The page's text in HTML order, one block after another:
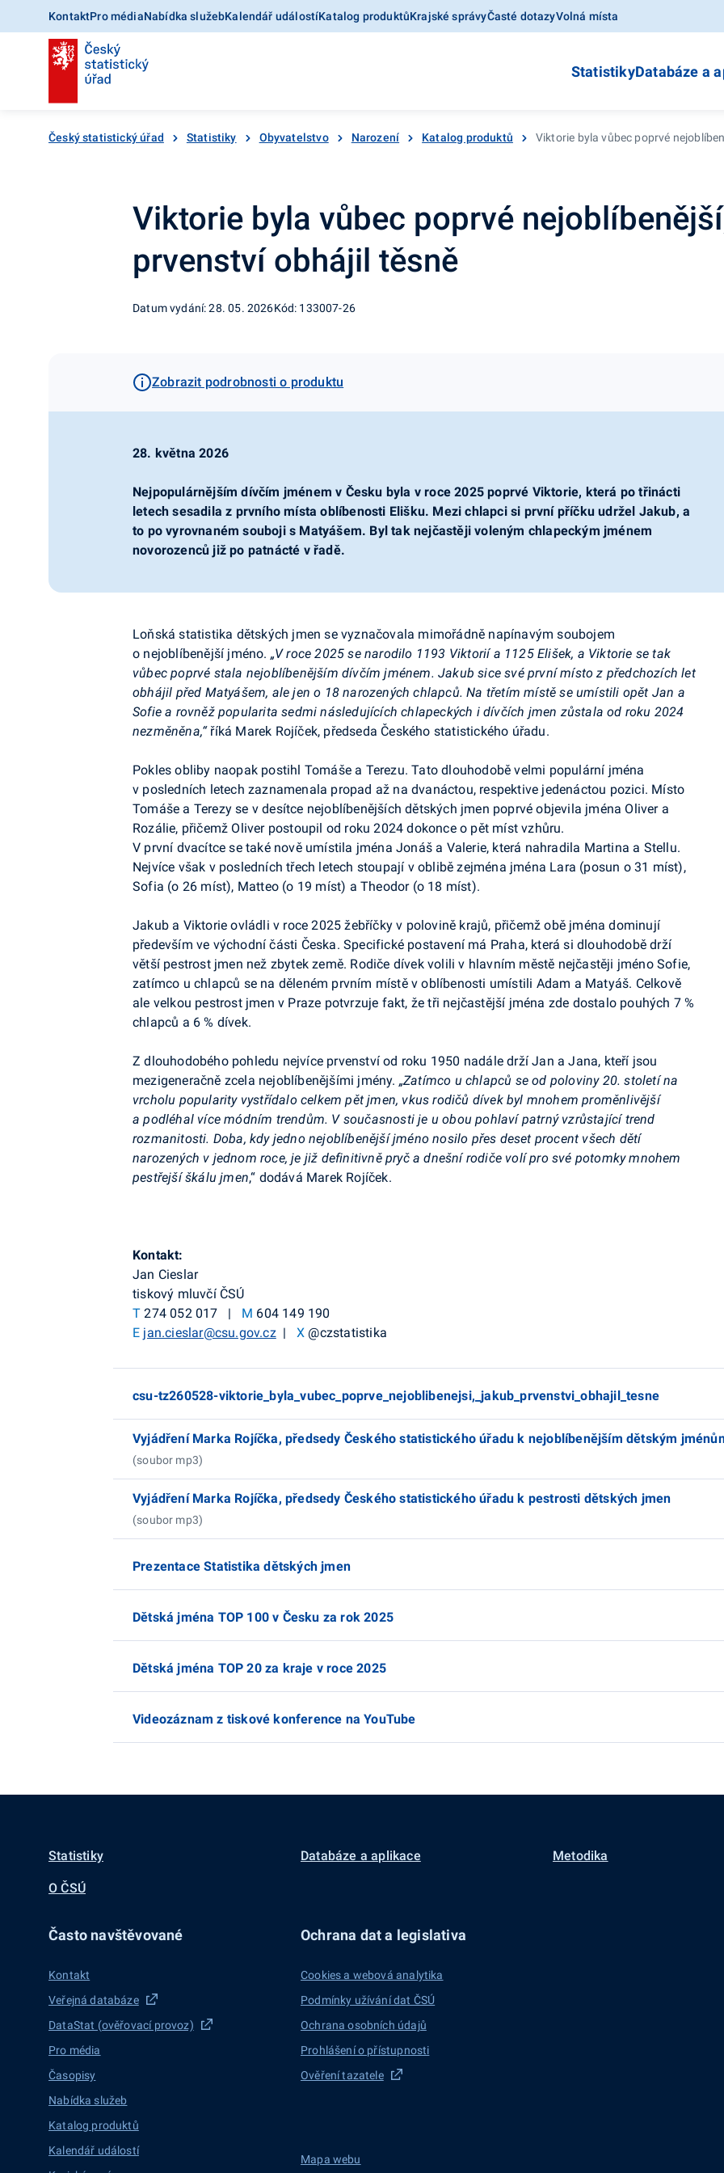
KontaktPro médiaNabídka služebKalendář událostíKatalog produktůKrajské správyČasté dotazyVolná místa
StatistikyDatabáze a
Český statistický úřad Statistiky Obyvatelstvo Narození Katalog produktů Viktorie byla vůbec poprvé
Viktorie byla vůbec poprvé
prvenství obhájil těsně
Datum vydání: 28. 05. 2026Kód: 133007-26
Zobrazit podrobnosti o produktu
28. května 2026
Nejpopulárnějším dívčím jménem v Česku byla v roce 2025 poprvé Viktorie, která po třinácti
letech sesadila z prvního místa oblíbenosti Elišku. Mezi chlapci si první příčku udržel Jakub, a
to po vyrovnaném souboji s Matyášem. Byl tak nejčastěji voleným chlapeckým jménem
novorozenců již po patnácté v řadě.
Loňská statistika dětských jmen se vyznačovala mimořádně napínavým soubojem
o nejoblíbenější jméno. „V roce 2025 se narodilo 1193 Viktorií a 1125 Elišek, a Viktorie se tak
vůbec poprvé stala nejoblíbenějším dívčím jménem. Jakub sice své první místo z předchozích let
obhájil před Matyášem, ale jen o 18 narozených chlapců. Na třetím místě se umístili opět Jan a
Sofie a rovněž popularita sedmi následujících chlapeckých i dívčích jmen zůstala od roku 2024
nezměněna,“ říká Marek Rojíček, předseda Českého statistického úřadu.
Pokles obliby naopak postihl Tomáše a Terezu. Tato dlouhodobě velmi populární jména
v posledních letech zaznamenala propad až na dvanáctou, respektive jedenáctou pozici. Místo
Tomáše a Terezy se v desítce nejoblíbenějších dětských jmen poprvé objevila jména Oliver a
Rozálie, přičemž Oliver postoupil od roku 2024 dokonce o pět míst vzhůru.
V první dvacítce se také nově umístila jména Jonáš a Valerie, která nahradila Martina a Stellu.
Nejvíce však v posledních třech letech stoupají v oblibě zejména jména Lara (posun o 31 míst),
Sofia (o 26 míst), Matteo (o 19 míst) a Theodor (o 18 míst).
Jakub a Viktorie ovládli v roce 2025 žebříčky v polovině krajů, přičemž obě jména dominují
především ve východní části Česka. Specifické postavení má Praha, která si dlouhodobě drží
větší pestrost jmen než zbytek země. Rodiče dívek volili v hlavním městě nejčastěji jméno Sofie,
zatímco u chlapců se na děleném prvním místě v oblíbenosti umístili Adam a Matyáš. Celkově
ale velkou pestrost jmen v Praze potvrzuje fakt, že tři nejčastější jména zde dostalo pouhých 7 %
chlapců a 6 % dívek.
Z dlouhodobého pohledu nejvíce prvenství od roku 1950 nadále drží Jan a Jana, kteří jsou
mezigeneračně zcela nejoblíbenějšími jmény. „Zatímco u chlapců se od poloviny 20. století na
vrcholu popularity vystřídalo celkem pět jmen, vkus rodičů dívek byl mnohem proměnlivější
a podléhal více módním trendům. V současnosti je u obou pohlaví patrný vzrůstající trend
rozmanitosti. Doba, kdy jedno nejoblíbenější jméno nosilo přes deset procent všech dětí
narozených v jednom roce, je již definitivně pryč a dnešní rodiče volí pro své potomky mnohem
pestřejší škálu jmen,“ dodává Marek Rojíček.
Kontakt:
Jan Cieslar
tiskový mluvčí ČSÚ
T 274 052 017 | M 604 149 190
E jan.cieslar@csu.gov.cz|X @czstatistika
csu-tz260528-viktorie_byla_vubec_poprve_nejoblibenejsi,_jakub_prvenstvi_obhajil_tesne
Vyjádření Marka Rojíčka, předsedy Českého statistického úřadu k nejoblíbenějším dětským
(soubor mp3)
Vyjádření Marka Rojíčka, předsedy Českého statistického úřadu k pestrosti dětských jmen
(soubor mp3)
Prezentace Statistika dětských jmen
Dětská jména TOP 100 v Česku za rok 2025
Dětská jména TOP 20 za kraje v roce 2025
Videozáznam z tiskové konference na YouTube
Statistiky Databáze a aplikace Metodika
O ČSÚ
Často navštěvované
Kontakt
Veřejná databáze
DataStat (ověřovací provoz)
Pro média
Časopisy
Nabídka služeb
Katalog produktů
Kalendář událostí
Ochrana dat a legislativa
Cookies a webová analytika
Podmínky užívání dat ČSÚ
Ochrana osobních údajů
Prohlášení o přístupnosti
Ověření tazatele
Mapa webu